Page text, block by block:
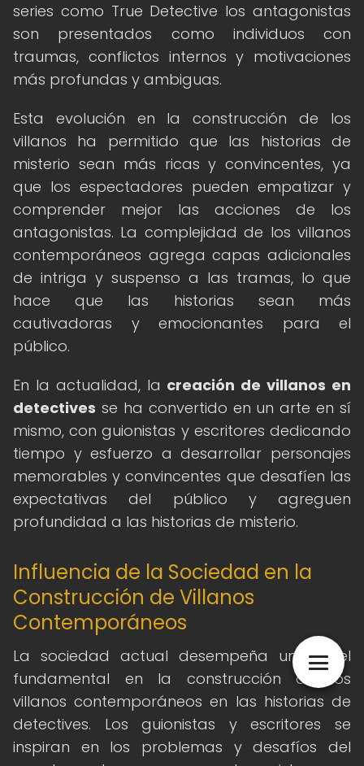
series como True Detective los antagonistas
son presentados como individuos con
traumas, conflictos internos y motivaciones
más profundas y ambiguas.
Esta evolución en la construcción de los
villanos ha permitido que las historias de
misterio sean más ricas y convincentes, ya
que los espectadores pueden empatizar y
comprender mejor las acciones de los
antagonistas. La complejidad de los villanos
contemporáneos agrega capas adicionales
de intriga y suspenso a las tramas, lo que
hace que las historias sean más
cautivadoras y emocionantes para el
público.
En la actualidad, la creación de villanos en
detectives se ha convertido en un arte en sí
mismo, con guionistas y escritores dedicando
tiempo y esfuerzo a desarrollar personajes
memorables y convincentes que desafíen las
expectativas del público y agreguen
profundidad a las historias de misterio.
Influencia de la Sociedad en la
Construcción de Villanos
Contemporáneos
La sociedad actual desempeña un papel
fundamental en la construcción de los
villanos contemporáneos en las historias de
detectives. Los guionistas y escritores se
inspiran en los problemas y desafíos del